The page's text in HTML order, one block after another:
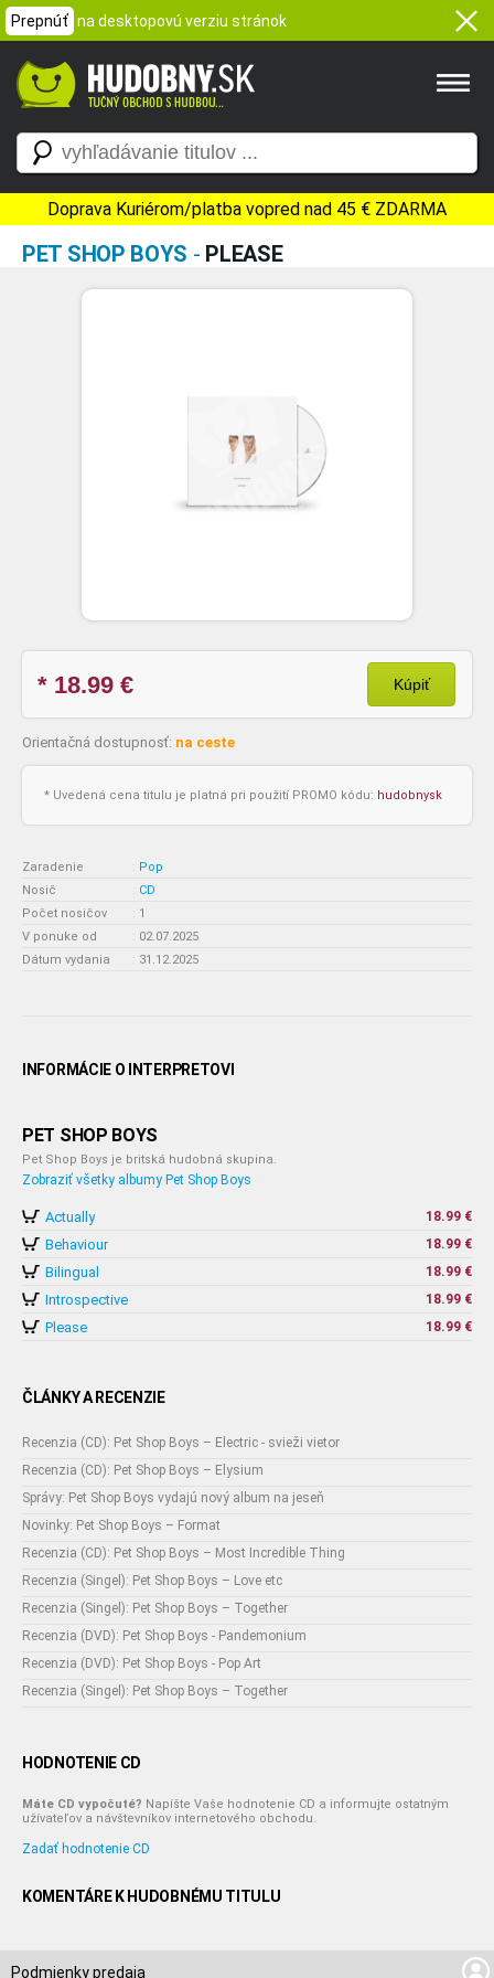
Prepnúť na desktopovú verziu stránok
Doprava Kuriérom/platba vopred nad 45 € ZDARMA
PET SHOP BOYS - PLEASE
* 18.99 € Kúpiť
Orientačná dostupnosť: na ceste
* Uvedená cena titulu je platná pri použití PROMO kódu: hudobnysk
Zaradenie : Pop
Nosič
: CD
Počet nosičov
: 1
V ponuke od
: 02.07.2025
Dátum vydania
: 31.12.2025
INFORMÁCIE O INTERPRETOVI
PET SHOP BOYS
Pet Shop Boys je britská hudobná skupina.
Zobraziť všetky albumy Pet Shop Boys
Actually 18.99 €
Behaviour 18.99 €
Bilingual 18.99 €
Introspective 18.99 €
Please 18.99 €
ČLÁNKY A RECENZIE
Recenzia (CD): Pet Shop Boys – Electric - svieži vietor
Recenzia (CD): Pet Shop Boys – Elysium
Správy: Pet Shop Boys vydajú nový album na jeseň
Novinky: Pet Shop Boys – Format
Recenzia (CD): Pet Shop Boys – Most Incredible Thing
Recenzia (Singel): Pet Shop Boys – Love etc
Recenzia (Singel): Pet Shop Boys – Together
Recenzia (DVD): Pet Shop Boys - Pandemonium
Recenzia (DVD): Pet Shop Boys - Pop Art
Recenzia (Singel): Pet Shop Boys – Together
HODNOTENIE CD
Máte CD vypočuté? Napíšte Vaše hodnotenie CD a informujte ostatným
užívateľov a návštevníkov internetového obchodu.
Zadať hodnotenie CD
KOMENTÁRE K HUDOBNÉMU TITULU
Podmienky predaja